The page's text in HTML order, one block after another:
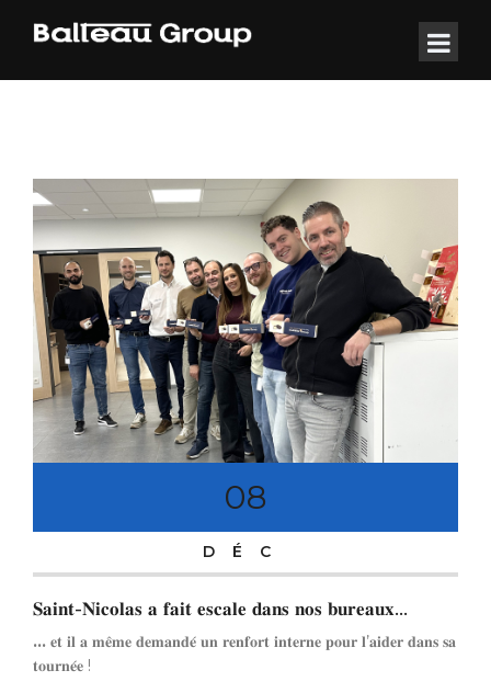
08
DÉC
𝐒𝐚𝐢𝐧𝐭-𝐍𝐢𝐜𝐨𝐥𝐚𝐬 𝐚 𝐟𝐚𝐢𝐭 𝐞𝐬𝐜𝐚𝐥𝐞 𝐝𝐚𝐧𝐬 𝐧𝐨𝐬 𝐛𝐮𝐫𝐞𝐚𝐮𝐱…
… 𝐞𝐭 𝐢𝐥 𝐚 𝐦𝐞̂𝐦𝐞 𝐝𝐞𝐦𝐚𝐧𝐝𝐞́ 𝐮𝐧 𝐫𝐞𝐧𝐟𝐨𝐫𝐭 𝐢𝐧𝐭𝐞𝐫𝐧𝐞 𝐩𝐨𝐮𝐫 𝐥’𝐚𝐢𝐝𝐞𝐫 𝐝𝐚𝐧𝐬 𝐬𝐚
𝐭𝐨𝐮𝐫𝐧𝐞́𝐞 !